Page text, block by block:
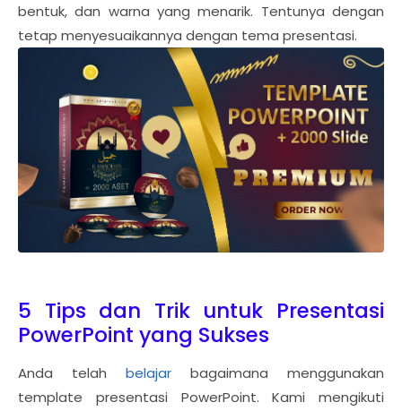
bentuk, dan warna yang menarik. Tentunya dengan
tetap menyesuaikannya dengan tema presentasi.
5 Tips dan Trik untuk Presentasi
PowerPoint yang Sukses
Anda telah belajar bagaimana menggunakan
template presentasi PowerPoint. Kami mengikuti